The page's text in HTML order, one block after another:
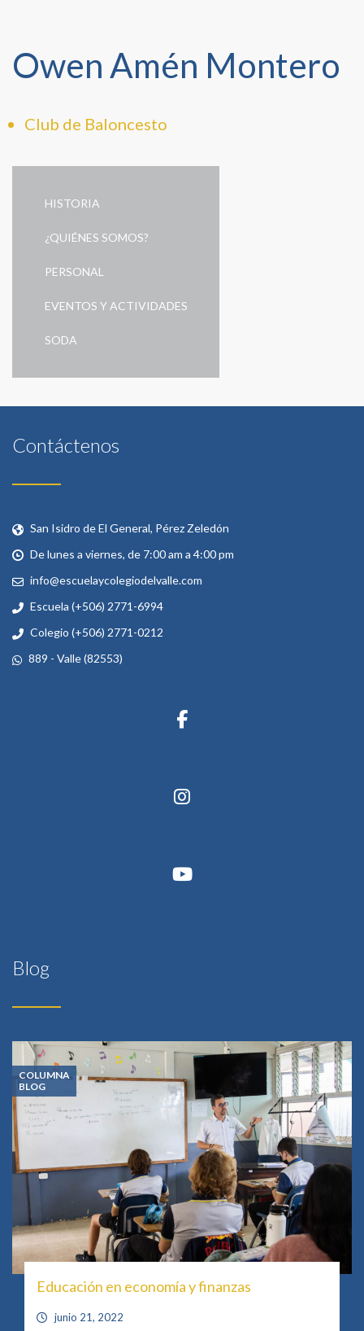
Owen Amén Montero
Club de Baloncesto
HISTORIA
¿QUIÉNES SOMOS?
PERSONAL
EVENTOS Y ACTIVIDADES
SODA
Contáctenos
San Isidro de El General, Pérez Zeledón
De lunes a viernes, de 7:00 am a 4:00 pm
info@escuelaycolegiodelvalle.com
Escuela (+506) 2771-6994
Colegio (+506) 2771-0212
889 - Valle (82553)
Blog
COLUMNA
BLOG
Educación en economía y finanzas
junio 21, 2022